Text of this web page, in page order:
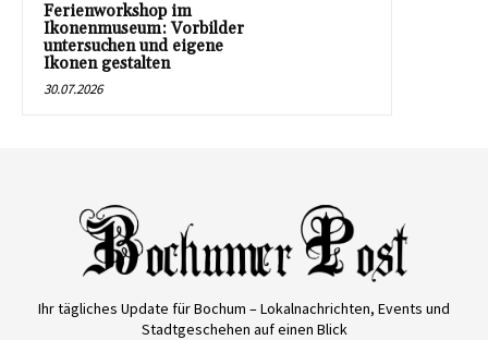
Ferienworkshop im
Ikonenmuseum: Vorbilder
untersuchen und eigene
Ikonen gestalten
30.07.2026
Ihr tägliches Update für Bochum – Lokalnachrichten, Events und
Stadtgeschehen auf einen Blick